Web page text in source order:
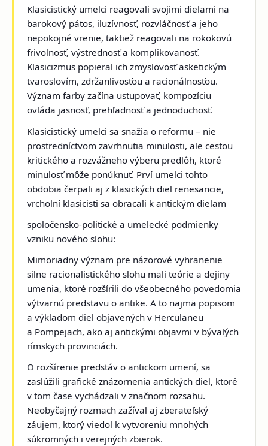
Klasicistický umelci reagovali svojimi dielami na
barokový pátos, iluzívnosť, rozvláčnosť a jeho
nepokojné vrenie, taktiež reagovali na rokokovú
frivolnosť, výstrednosť a komplikovanosť.
Klasicizmus popieral ich zmyslovosť asketickým
tvaroslovím, zdržanlivosťou a racionálnosťou.
Význam farby začína ustupovať, kompozíciu
ovláda jasnosť, prehľadnosť a jednoduchosť.
Klasicistický umelci sa snažia o reformu – nie
prostredníctvom zavrhnutia minulosti, ale cestou
kritického a rozvážneho výberu predlôh, ktoré
minulosť môže ponúknuť. Prví umelci tohto
obdobia čerpali aj z klasických diel renesancie,
vrcholní klasicisti sa obracali k antickým dielam
spoločensko-politické a umelecké podmienky
vzniku nového slohu:
Mimoriadny význam pre názorové vyhranenie
silne racionalistického slohu mali teórie a dejiny
umenia, ktoré rozšírili do všeobecného povedomia
výtvarnú predstavu o antike. A to najmä popisom
a výkladom diel objavených v Herculaneu
a Pompejach, ako aj antickými objavmi v bývalých
rímskych provinciách.
O rozšírenie predstáv o antickom umení, sa
zaslúžili grafické znázornenia antických diel, ktoré
v tom čase vychádzali v značnom rozsahu.
Neobyčajný rozmach zažíval aj zberateľský
záujem, ktorý viedol k vytvoreniu mnohých
súkromných i verejných zbierok.